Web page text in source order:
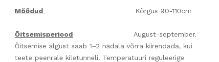
Mõõdud Kõrgus 90-110cm
Õitsemisperiood August-september.
Õitsemise algust saab 1–2 nädala võrra kiirendada, kui
teete peenrale kiletunneli. Temperatuuri reguleerige